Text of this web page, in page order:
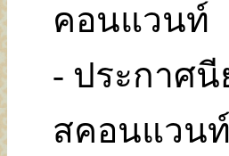
คอนแวนท์
- ประกาศ
สคอนแวนท์